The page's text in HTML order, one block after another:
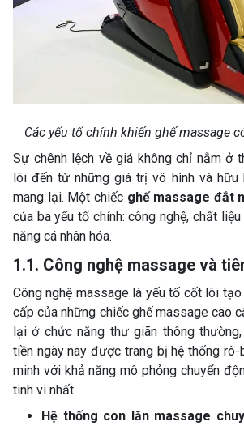
Các yếu tố chính khiến ghế massage
Sự chênh lệch về giá không chỉ nằm ở
lõi đến từ những giá trị vô hình và hữu
mang lại. Một chiếc ghế massage đắt
của ba yếu tố chính: công nghệ, chất
năng cá nhân hóa.
1.1. Công nghệ massage và
Công nghệ massage là yếu tố cốt lõi
cấp của những chiếc ghế massage cao
lại ở chức năng thư giãn thông
tiền ngày nay được trang bị hệ thống
minh với khả năng mô phỏng chuyển
tinh vi nhất.
Hệ thống con lăn massage